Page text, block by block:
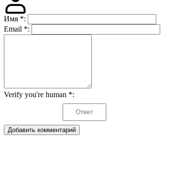
Имя *:
Email *:
Verify you're human *:
Добавить комментарий